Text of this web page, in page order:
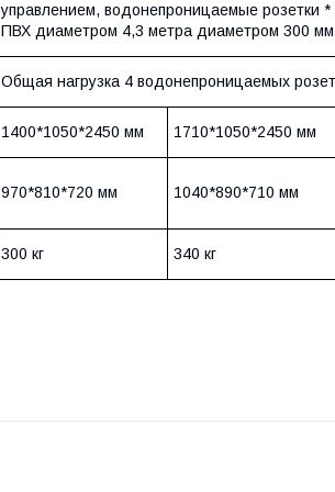
управлением, водонепроницаемые розетки
ПВХ диаметром 4,3 метра диаметром 300
Общая нагрузка 4 водонепроницаемых
1400*1050*2450 мм 1710*1050*2450 мм
970*810*720 мм 1040*890*710 мм
300 кг 340 кг